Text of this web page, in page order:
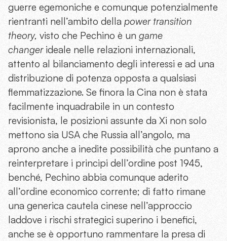
guerre egemoniche e comunque potenzialmente
rientranti nell’ambito della power transition
theory, visto che Pechino è un game
changerideale nelle relazioni internazionali,
attento al bilanciamento degli interessi e ad una
distribuzione di potenza opposta a qualsiasi
flemmatizzazione. Se finora la Cina non è stata
facilmente inquadrabile in un contesto
revisionista, le posizioni assunte da Xi non solo
mettono sia USA che Russia all’angolo, ma
aprono anche a inedite possibilità che puntano a
reinterpretare i principi dell’ordine post 1945,
benché, Pechino abbia comunque aderito
all’ordine economico corrente; di fatto rimane
una generica cautela cinese nell’approccio
laddove i rischi strategici superino i benefici,
anche se è opportuno rammentare la presa di